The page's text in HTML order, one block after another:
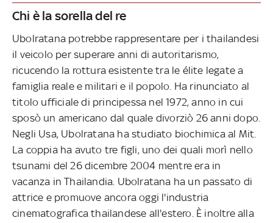
Chi è la sorella del re
Ubolratana potrebbe rappresentare per i thailandesi
il veicolo per superare anni di autoritarismo,
ricucendo la rottura esistente tra le élite legate a
famiglia reale e militari e il popolo. Ha rinunciato al
titolo ufficiale di principessa nel 1972, anno in cui
sposò un americano dal quale divorziò 26 anni dopo.
Negli Usa, Ubolratana ha studiato biochimica al Mit.
La coppia ha avuto tre figli, uno dei quali morì nello
tsunami del 26 dicembre 2004 mentre era in
vacanza in Thailandia. Ubolratana ha un passato di
attrice e promuove ancora oggi l'industria
cinematografica thailandese all'estero. È inoltre alla